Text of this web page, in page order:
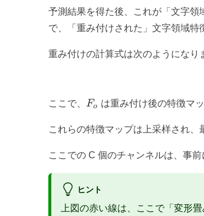
予測結果を得た後、これが「文字
で、「重み付けされた」文字領域特
重み付けの計算式は次のようになり
ここで、 F_o
Fo は重み付け後の特徴マッ
これらの特徴マップは上采样され、
ここでの C 個のチャンネルは、事
ヒント
上図の赤い線は、ここで「変形